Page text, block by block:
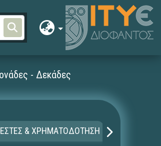
- Δεκάδες
& ΧΡΗΜΑΤΟΔΟΤΗΣΗ